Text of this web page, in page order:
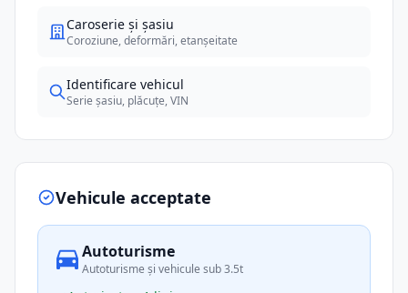
Caroserie și șasiu
Coroziune, deformări, etanșeitate
Identificare vehicul
Serie șasiu, plăcuțe, VIN
Vehicule acceptate
Autoturisme
Autoturisme și vehicule sub 3.5t